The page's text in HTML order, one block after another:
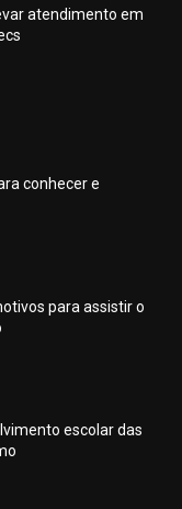
atendimento em
conhecer e
para assistir o
escolar das